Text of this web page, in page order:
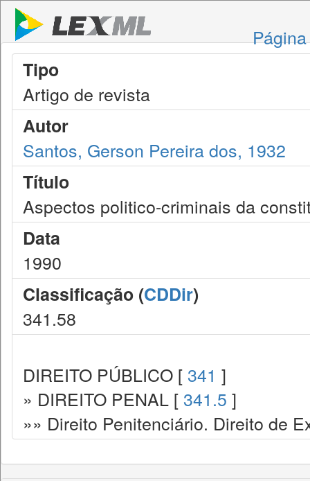
Tipo
Artigo de revista
Autor
Santos, Gerson Pereira dos, 1932
Título
Aspectos politico-criminais da
Data
1990
Classificação (CDDir)
341.58
DIREITO PÚBLICO [ 341 ]
» DIREITO PENAL [ 341.5 ]
»» Direito Penitenciário. Direito de